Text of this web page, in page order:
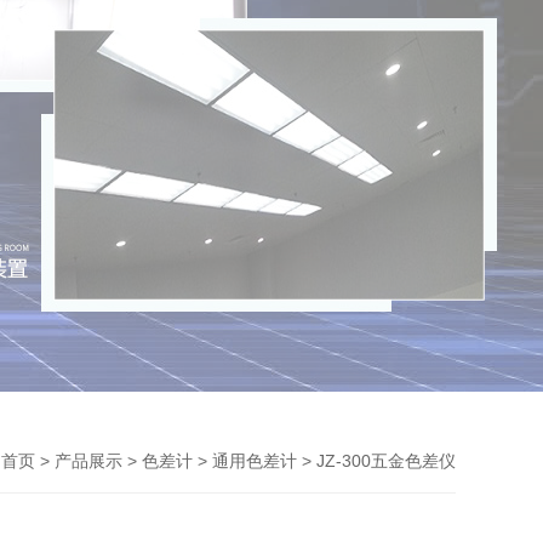
首页 > 产品展示 > 色差计 > 通用色差计 > JZ-300五金色差仪